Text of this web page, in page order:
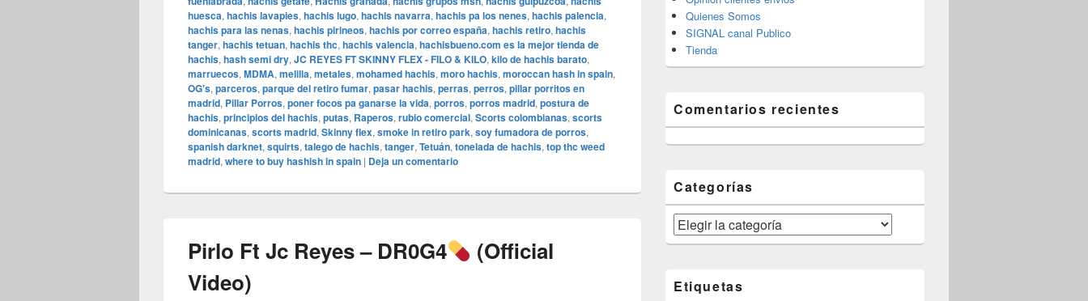
huesca, hachis lavapies, hachis lugo, hachis navarra, hachis pa los nenes, hachis palencia,
hachis para las nenas, hachis pirineos, hachis por correo españa, hachis retiro, hachis
tanger, hachis tetuan, hachis thc, hachis valencia, hachisbueno.com es la mejor tienda de
hachis, hash semi dry, JC REYES FT SKINNY FLEX - FILO & KILO, kilo de hachis barato,
marruecos, MDMA, melilla, metales, mohamed hachis, moro hachis, moroccan hash in spain,
OG's, parceros, parque del retiro fumar, pasar hachis, perras, perros, pillar porritos en
madrid, Pillar Porros, poner focos pa ganarse la vida, porros, porros madrid, postura de
hachis, principios del hachis, putas, Raperos, rubio comercial, Scorts colombianas, scorts
dominicanas, scorts madrid, Skinny flex, smoke in retiro park, soy fumadora de porros,
spanish darknet, squirts, talego de hachis, tanger, Tetuán, tonelada de hachis, top thc weed
madrid, where to buy hashish in spain | Deja un comentario
Pirlo Ft Jc Reyes – DR0G4
(Official
Video)
Quienes Somos
SIGNAL canal Publico
Tienda
Comentarios recientes
Categorías
Categorías
Etiquetas